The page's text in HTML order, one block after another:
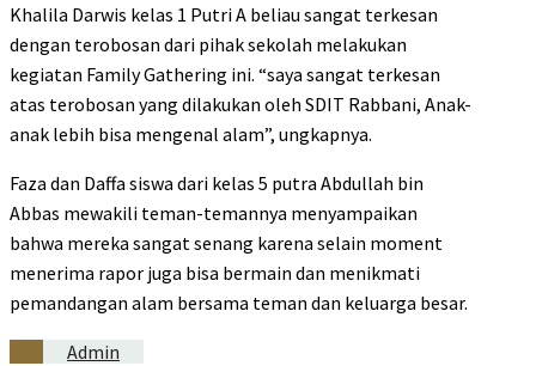
Khalila Darwis kelas 1 Putri A beliau sangat terkesan
dengan terobosan dari pihak sekolah melakukan
kegiatan Family Gathering ini. “saya sangat terkesan
atas terobosan yang dilakukan oleh SDIT Rabbani, Anak-
anak lebih bisa mengenal alam”, ungkapnya.
Faza dan Daffa siswa dari kelas 5 putra Abdullah bin
Abbas mewakili teman-temannya menyampaikan
bahwa mereka sangat senang karena selain moment
menerima rapor juga bisa bermain dan menikmati
pemandangan alam bersama teman dan keluarga besar.
Admin